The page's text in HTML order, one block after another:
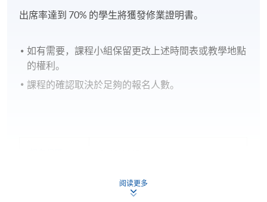
出席率達到 70% 的學生將獲發修業證明書。
如有需要，課程小組保留更改上述時間表或教學地點
的權利。
課程的確認取決於足夠的報名人數。
阅读更多